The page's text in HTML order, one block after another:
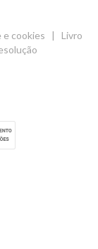
e cookies | Livro